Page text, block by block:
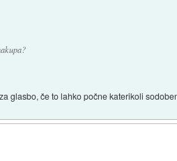
glasbo, če to lahko počne katerikoli